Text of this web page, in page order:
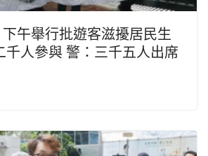
下午舉行批遊客滋擾居民生
千人參與 警：三千五人出席